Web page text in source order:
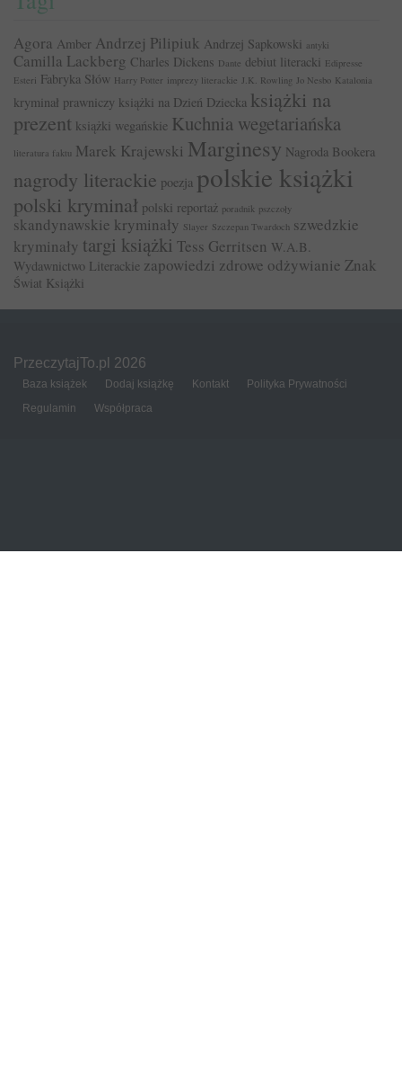
Agora Amber Andrzej Pilipiuk Andrzej Sapkowski antyki
Camilla Lackberg Charles Dickens Dante debiut literacki Edipresse
Esteri Fabryka Słów Harry Potter imprezy literackie J.K. Rowling Jo Nesbo Katalonia
kryminał prawniczy książki na Dzień Dziecka książki na
prezent książki wegańskie Kuchnia wegetariańska
literatura faktu Marek Krajewski Marginesy Nagroda Bookera
nagrody literackie poezja polskie książki
polski kryminał polski reportaż poradnik pszczoły
skandynawskie kryminały Slayer Szczepan Twardoch szwedzkie
kryminały targi książki Tess Gerritsen W.A.B.
Wydawnictwo Literackie zapowiedzi zdrowe odżywianie Znak
Świat Książki
PrzeczytajTo.pl 2026
Baza książek Dodaj książkę Kontakt
Polityka Prywatności
Regulamin
Współpraca